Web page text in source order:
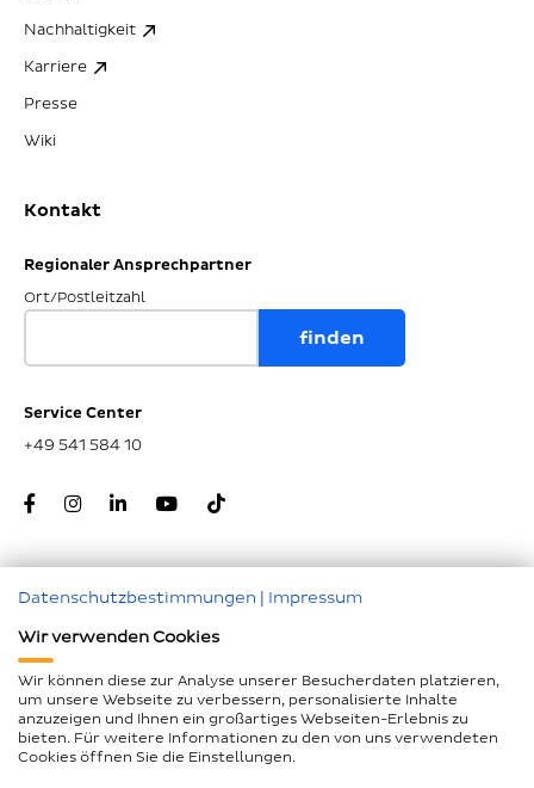
Nachhaltigkeit
Karriere
Presse
Wiki
Kontakt
Regionaler Ansprechpartner
Ort/Postleitzahl
Service Center
+49 541 584 10
Nachunternehmer
Impressum
Geschlechtergerechte Sprache
Datenschutzbestimmungen | Impressum
Wir verwenden Cookies
Wir können diese zur Analyse unserer Besucherdaten platzieren,
um unsere Webseite zu verbessern, personalisierte Inhalte
anzuzeigen und Ihnen ein großartiges Webseiten-Erlebnis zu
bieten. Für weitere Informationen zu den von uns verwendeten
Cookies öffnen Sie die Einstellungen.